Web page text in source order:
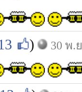
) 30 พ.